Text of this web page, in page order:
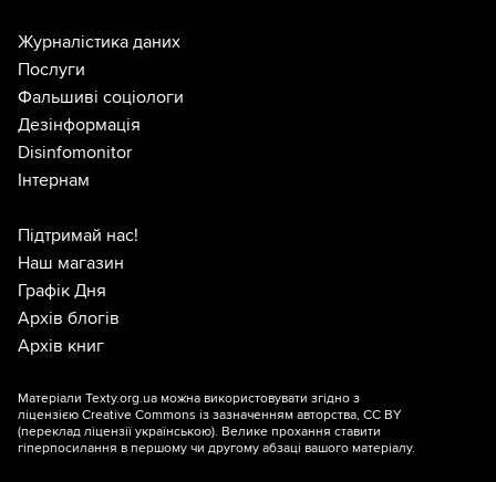
Журналістика даних
Послуги
Фальшиві соціологи
Дезінформація
Disinfomonitor
Інтернам
Підтримай нас!
Наш магазин
Графік Дня
Архів блогів
Архів книг
Матеріали Texty.org.ua можна використовувати згідно з
ліцензією Creative Commons із зазначенням авторства, CC BY
(переклад ліцензії українською). Велике прохання ставити
гіперпосилання в першому чи другому абзаці вашого матеріалу.